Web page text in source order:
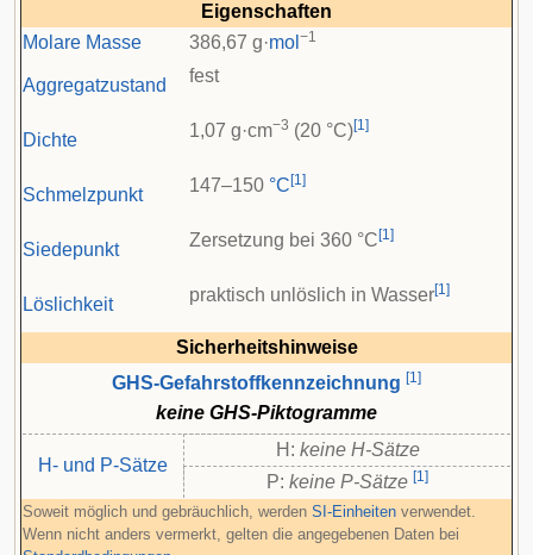
Eigenschaften
Molare Masse
386,67 g·mol −1
Aggregatzustand fest
Dichte 1,07 g·cm−3 (20 °C)[1]
Schmelzpunkt 147–150 °C [1]
Siedepunkt Zersetzung bei 360 °C [1]
Löslichkeit praktisch unlöslich in Wasser[1]
Sicherheitshinweise
GHS-Gefahrstoffkennzeichnung [1]
keine GHS-Piktogramme
H- und P-Sätze
H: keine H-Sätze
P: keine P-Sätze [1]
Soweit möglich und gebräuchlich, werden SI-Einheiten verwendet.
Wenn nicht anders vermerkt, gelten die angegebenen Daten bei